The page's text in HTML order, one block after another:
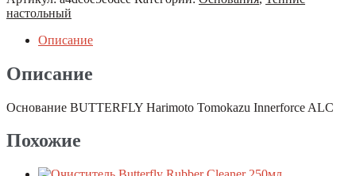
настольный
Описание
Описание
Основание BUTTERFLY Harimoto Tomokazu Innerforce ALC
Похожие